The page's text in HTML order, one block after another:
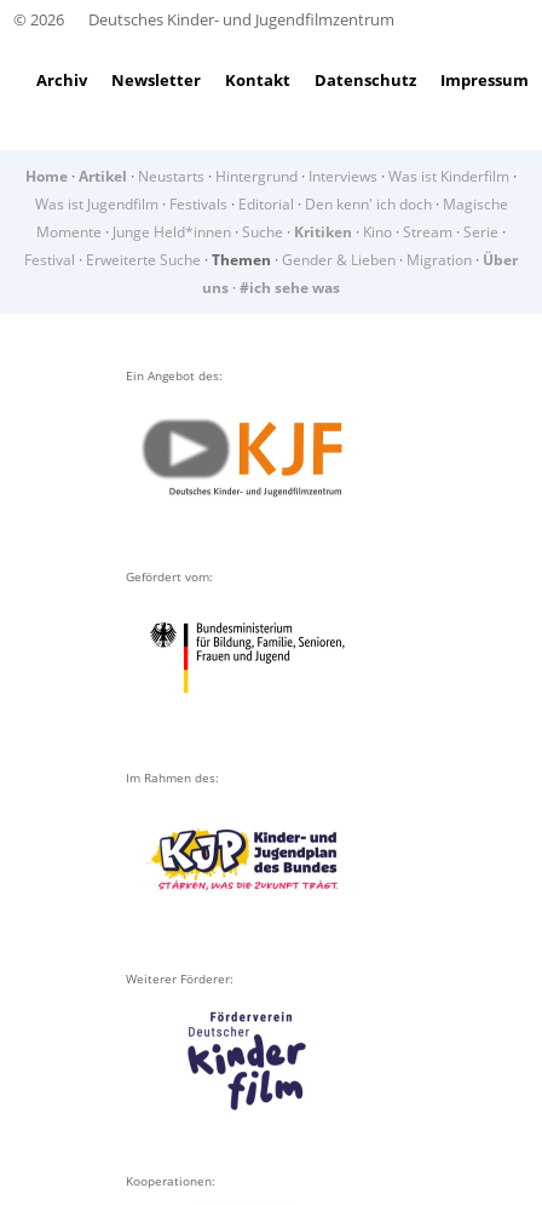
© 2026 Deutsches Kinder- und Jugendfilmzentrum
Archiv Newsletter Kontakt Datenschutz Impressum
Home · Artikel · Neustarts · Hintergrund · Interviews · Was ist Kinderfilm ·
Was ist Jugendfilm · Festivals · Editorial · Den kenn' ich doch· Magische
Momente · Junge Held*innen · Suche · Kritiken · Kino · Stream · Serie ·
Festival · Erweiterte Suche · Themen · Gender & Lieben · Migration · Über
uns · #ich sehe was
Ein Angebot des:
Gefördert vom:
Im Rahmen des:
Weiterer Förderer:
Kooperationen: